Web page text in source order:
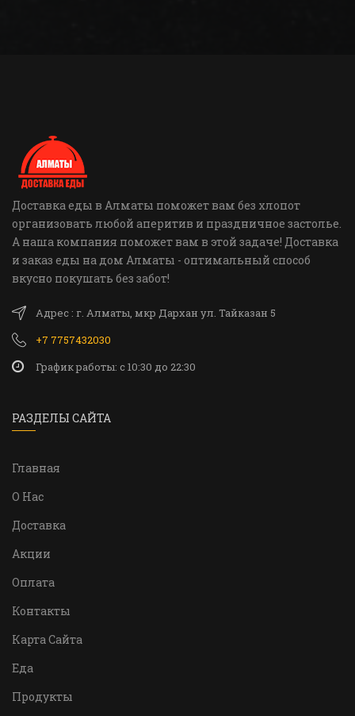
Доставка еды в Алматы поможет вам без хлопот
организовать любой аперитив и праздничное застолье.
А наша компания поможет вам в этой задаче! Доставка
и заказ еды на дом Алматы - оптимальный способ
вкусно покушать без забот!
Адрес : г. Алматы, мкр Дархан ул. Тайказан 5
+7 7757432030
График работы: c 10:30 до 22:30
РАЗДЕЛЫ САЙТА
Главная
О Нас
Доставка
Акции
Оплата
Контакты
Карта Сайта
Еда
Продукты